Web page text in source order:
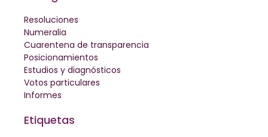
Resoluciones
Numeralia
Cuarentena de transparencia
Posicionamientos
Estudios y diagnósticos
Votos particulares
Informes
Etiquetas